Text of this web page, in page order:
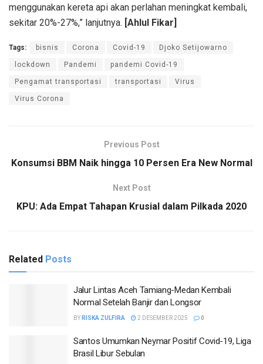
menggunakan kereta api akan perlahan meningkat kembali,
sekitar 20%-27%,” lanjutnya. [Ahlul Fikar]
Tags: bisnis Corona Covid-19 Djoko Setijowarno
lockdown Pandemi pandemi Covid-19
Pengamat transportasi transportasi Virus
Virus Corona
Previous Post
Konsumsi BBM Naik hingga 10 Persen Era New Normal
Next Post
KPU: Ada Empat Tahapan Krusial dalam Pilkada 2020
Related Posts
Jalur Lintas Aceh Tamiang-Medan Kembali
Normal Setelah Banjir dan Longsor
BY RISKA ZULFIRA 2 DESEMBER 2025 0
Santos Umumkan Neymar Positif Covid-19, Liga
Brasil Libur Sebulan